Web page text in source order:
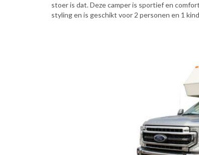
stoer is dat. Deze camper is sportief en
styling en is geschikt voor 2 personen en 1